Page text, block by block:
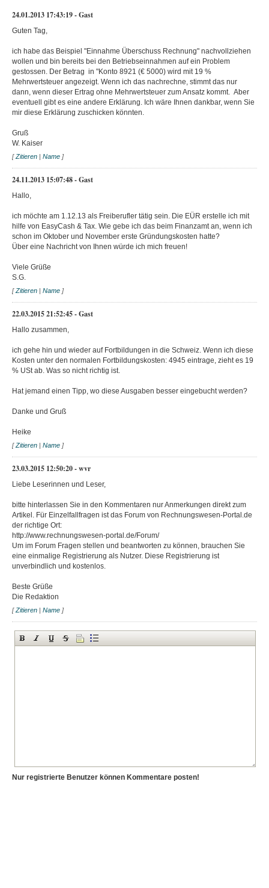
24.01.2013 17:43:19 - Gast
Guten Tag,
ich habe das Beispiel "Einnahme Überschuss Rechnung" nachvollziehen
wollen und bin bereits bei den Betriebseinnahmen auf ein Problem
gestossen. Der Betrag in "Konto 8921 (€ 5000) wird mit 19 %
Mehrwertsteuer angezeigt. Wenn ich das nachrechne, stimmt das nur
dann, wenn dieser Ertrag ohne Mehrwertsteuer zum Ansatz kommt. Aber
eventuell gibt es eine andere Erklärung. Ich wäre Ihnen dankbar, wenn Sie
mir diese Erklärung zuschicken könnten.
Gruß
W. Kaiser
[Zitieren | Name ]
24.11.2013 15:07:48 - Gast
Hallo,
ich möchte am 1.12.13 als Freiberufler tätig sein. Die EÜR erstelle ich mit
hilfe von EasyCash & Tax. Wie gebe ich das beim Finanzamt an, wenn ich
schon im Oktober und November erste Gründungskosten hatte?
Über eine Nachricht von Ihnen würde ich mich freuen!
Viele Grüße
S.G.
[Zitieren | Name ]
22.03.2015 21:52:45 - Gast
Hallo zusammen,
ich gehe hin und wieder auf Fortbildungen in die Schweiz. Wenn ich diese
Kosten unter den normalen Fortbildungskosten: 4945 eintrage, zieht es 19
% USt ab. Was so nicht richtig ist.
Hat jemand einen Tipp, wo diese Ausgaben besser eingebucht werden?
Danke und Gruß
Heike
[Zitieren | Name ]
23.03.2015 12:50:20 - wvr
Liebe Leserinnen und Leser,
bitte hinterlassen Sie in den Kommentaren nur Anmerkungen direkt zum
Artikel. Für Einzelfallfragen ist das Forum von Rechnungswesen-Portal.de
der richtige Ort:
http://www.rechnungswesen-portal.de/Forum/
Um im Forum Fragen stellen und beantworten zu können, brauchen Sie
eine einmalige Registrierung als Nutzer. Diese Registrierung ist
unverbindlich und kostenlos.
Beste Grüße
Die Redaktion
[Zitieren | Name ]
Nur registrierte Benutzer können Kommentare posten!